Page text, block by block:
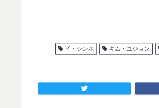
イ・シンホ キム・ユジョン